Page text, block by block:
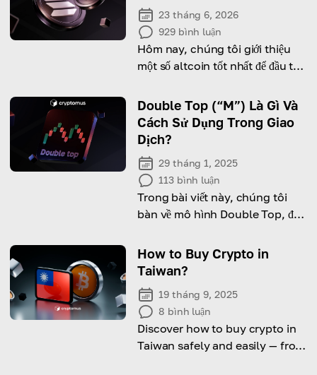
23 tháng 6, 2026
929 bình luận
Hôm nay, chúng tôi giới thiệu
một số altcoin tốt nhất để đầu tư
hứa hẹn!
Double Top (“M”) Là Gì Và
Cách Sử Dụng Trong Giao
Dịch?
29 tháng 1, 2025
113 bình luận
Trong bài viết này, chúng tôi
bàn về mô hình Double Top, đặc
các mẹo giao dịch hiệu quả.
How to Buy Crypto in
Taiwan?
19 tháng 9, 2025
8 bình luận
Discover how to buy crypto in
Taiwan safely and easily — from